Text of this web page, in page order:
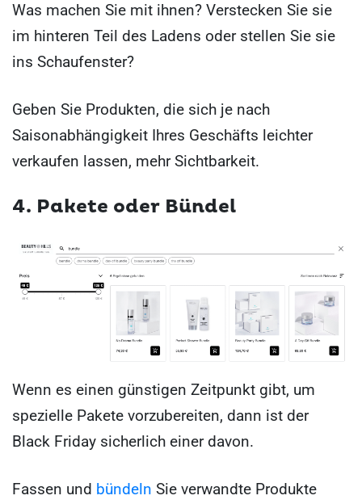
Was machen Sie mit ihnen? Verstecken Sie sie
im hinteren Teil des Ladens oder stellen Sie sie
ins Schaufenster?
Geben Sie Produkten, die sich je nach
Saisonabhängigkeit Ihres Geschäfts leichter
verkaufen lassen, mehr Sichtbarkeit.
4. Pakete oder Bündel
Wenn es einen günstigen Zeitpunkt gibt, um
spezielle Pakete vorzubereiten, dann ist der
Black Friday sicherlich einer davon.
Fassen und bündeln Sie verwandte Produkte